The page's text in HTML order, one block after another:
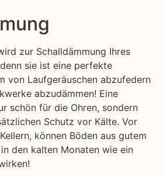
zur Schalldämmung Ihres
sie ist eine perfekte
von Laufgeräuschen abzufedern
abzudämmen! Eine
schön für die Ohren, sondern
Schutz vor Kälte. Vor
können Böden aus gutem
den kalten Monaten wie ein